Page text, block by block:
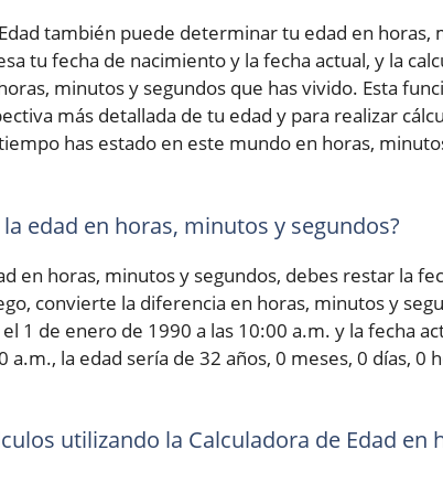
también puede determinar tu edad en horas,
tu fecha de nacimiento y la fecha actual, y la
minutos y segundos que has vivido. Esta
más detallada de tu edad y para realizar
has estado en este mundo en horas,
edad en horas, minutos y segundos?
en horas, minutos y segundos, debes restar la
convierte la diferencia en horas, minutos y
1 de enero de 1990 a las 10:00 a.m. y la fecha
a.m., la edad sería de 32 años, 0 meses, 0 días, 0
utilizando la Calculadora de Edad en